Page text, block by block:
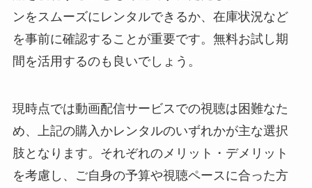
ンをスムーズにレンタルできるか、在庫状況など
を事前に確認することが重要です。無料お試し期
間を活用するのも良いでしょう。
現時点では動画配信サービスでの視聴は困難なた
め、上記の購入かレンタルのいずれかが主な選択
肢となります。それぞれのメリット・デメリット
を考慮し、ご自身の予算や視聴ペースに合った方